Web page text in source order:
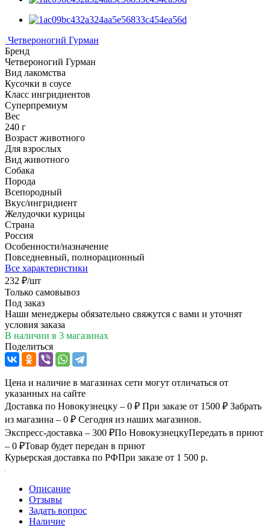
Четвероногий Гурман
Бренд
Четвероногий Гурман
Вид лакомства
Кусочки в соусе
Класс ингридиентов
Суперпремиум
Вес
240 г
Возраст животного
Для взрослых
Вид животного
Собака
Порода
Всепородный
Вкус/ингридиент
Желудочки курицы
Страна
Россия
Особенности/назначение
Повседневный, полнорационный
Все характеристики
232 ₽/шт
Только самовывоз
Под заказ
Наши менеджеры обязательно свяжутся с вами и уточнят
условия заказа
В наличии в 3 магазинах
Поделиться
Цена и наличие в магазинах сети могут отличаться от
указанных на сайте
Доставка по Новокузнецку – 0 ₽ При заказе от 1500 ₽ Забрать
из магазина – 0 ₽ Сегодня из наших магазинов.
Экспресс-доставка – 300 ₽По НовокузнецкуПередать в приют
– 0 ₽Товар будет передан в приют
Курьерская доставка по РФПри заказе от 1 500 р.
Описание
Отзывы
Задать вопрос
Наличие